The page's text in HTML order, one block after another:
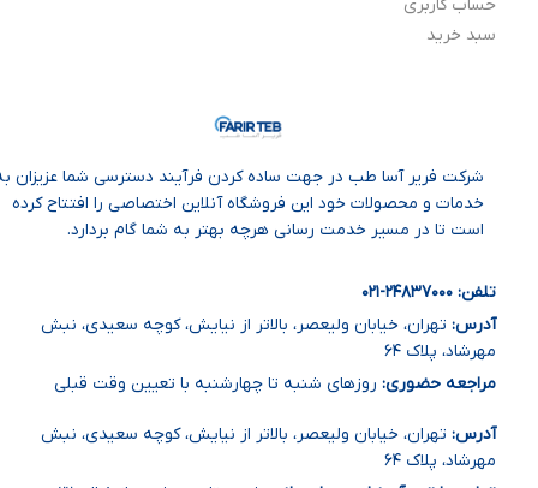
حساب کاربری
سبد خرید
شرکت فریر آسا طب در جهت ساده‌ کردن فرآیند دسترسی شما عزیزان
خدمات و محصولات خود این فروشگاه آنلاین اختصاصی را افتتاح کرده
است تا در مسیر خدمت رسانی هرچه بهتر به شما گام بردارد.
تلفن: ۲۴۸۳۷۰۰۰ -۰۲۱
آدرس: تهران، خیابان ولیعصر، بالاتر از نیایش، کوچه سعیدی، نبش
مهرشاد، پلاک ۶۴
مراجعه حضوری: روزهای شنبه تا چهارشنبه با تعیین وقت قبلی
آدرس: تهران، خیابان ولیعصر، بالاتر از نیایش، کوچه سعیدی، نبش
مهرشاد، پلاک ۶۴